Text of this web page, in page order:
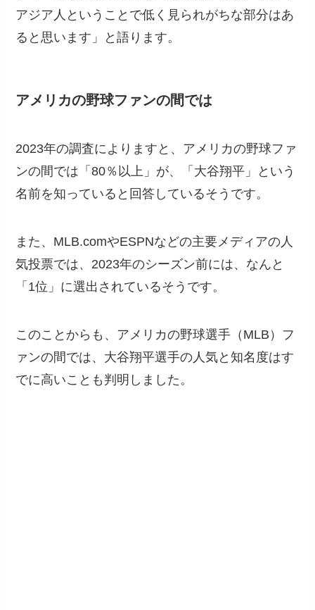
アジア人ということで低く見られがちな部分はあ
ると思います」と語ります。
アメリカの野球ファンの間では
2023年の調査によりますと、アメリカの野球ファ
ンの間では「80％以上」が、「大谷翔平」という
名前を知っていると回答しているそうです。
また、MLB.comやESPNなどの主要メディアの人
気投票では、2023年のシーズン前には、なんと
「1位」に選出されているそうです。
このことからも、アメリカの野球選手（MLB）フ
ァンの間では、大谷翔平選手の人気と知名度はす
でに高いことも判明しました。